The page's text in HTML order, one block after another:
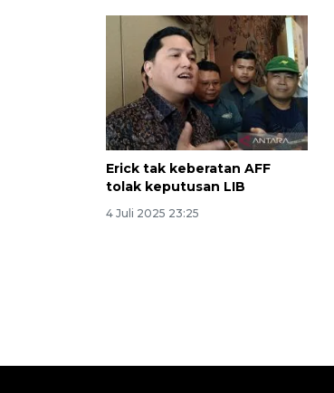
Erick tak keberatan AFF
tolak keputusan LIB
4 Juli 2025 23:25